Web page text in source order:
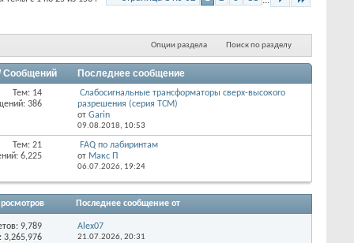
Опции раздела Поиск по разделу
Сообщений Последнее сообщение
Тем: 14
386
Слабосигнальные трансформаторы сверх-высокого
разрешения (серия ТСМ)
от Garin
09.08.2018, 10:53
Тем: 21
6,225
FAQ по лабиринтам
от Макс П
06.07.2026, 19:24
Последнее сообщение от
9,789
3,265,976
Alex07
21.07.2026, 20:31